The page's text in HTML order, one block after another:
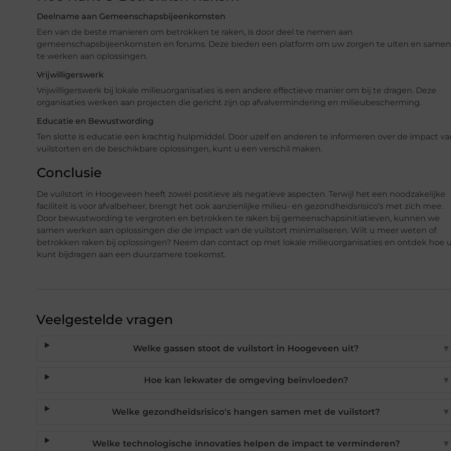
Deelname aan Gemeenschapsbijeenkomsten
Een van de beste manieren om betrokken te raken, is door deel te nemen aan
gemeenschapsbijeenkomsten en forums. Deze bieden een platform om uw zorgen te uiten en samen
te werken aan oplossingen.
Vrijwilligerswerk
Vrijwilligerswerk bij lokale milieuorganisaties is een andere effectieve manier om bij te dragen. Deze
organisaties werken aan projecten die gericht zijn op afvalvermindering en milieubescherming.
Educatie en Bewustwording
Ten slotte is educatie een krachtig hulpmiddel. Door uzelf en anderen te informeren over de impact
vuilstorten en de beschikbare oplossingen, kunt u een verschil maken.
Conclusie
De vuilstort in Hoogeveen heeft zowel positieve als negatieve aspecten. Terwijl het een noodzakelijke
faciliteit is voor afvalbeheer, brengt het ook aanzienlijke milieu- en gezondheidsrisico’s met zich mee.
Door bewustwording te vergroten en betrokken te raken bij gemeenschapsinitiatieven, kunnen we
samen werken aan oplossingen die de impact van de vuilstort minimaliseren. Wilt u meer weten of
betrokken raken bij oplossingen? Neem dan contact op met lokale milieuorganisaties en ontdek hoe
kunt bijdragen aan een duurzamere toekomst.
Veelgestelde vragen
Welke gassen stoot de vuilstort in Hoogeveen uit? ▼
Hoe kan lekwater de omgeving beïnvloeden? ▼
Welke gezondheidsrisico's hangen samen met de vuilstort? ▼
Welke technologische innovaties helpen de impact te verminderen? ▼